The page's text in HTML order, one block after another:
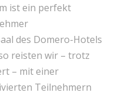
ist ein perfekt
des Domero-Hotels
reisten wir – trotz
– mit einer
Teilnehmern